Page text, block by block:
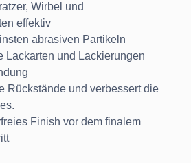
Wirbel und
effektiv
abrasiven Partikeln
Lackarten und Lackierungen
Rückstände und verbessert die
Finish vor dem finalem